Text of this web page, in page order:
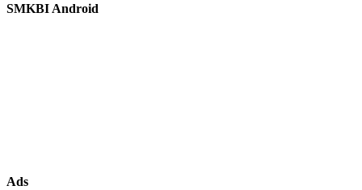
SMKBI Android
Ads